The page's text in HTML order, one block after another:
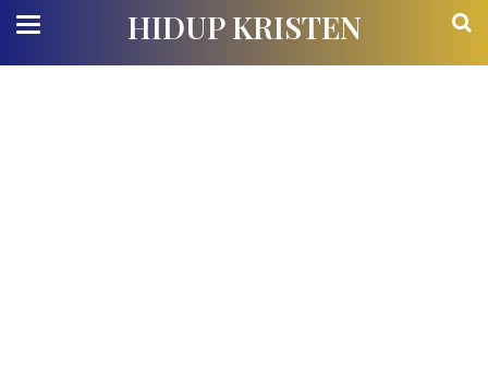
HIDUP KRISTEN